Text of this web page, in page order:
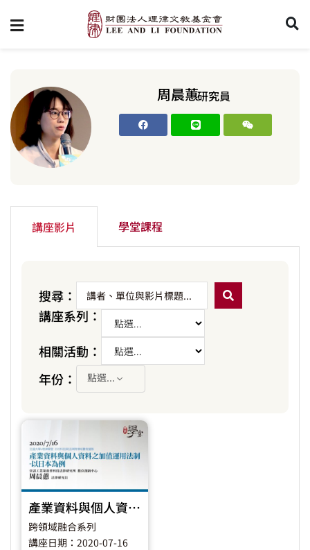
周晨蕙研究員
講座影片 學堂課程
搜尋：
講座系列：
相關活動：
年份：
點選...
產業資料與個人資料之加值運用法制 – 以日本為例
跨領域融合系列
講座日期：2020-07-16